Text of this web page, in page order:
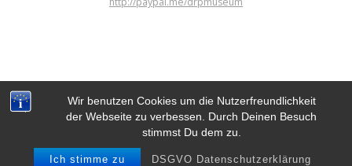
Wir benutzen Cookies um die Nutzerfreundlichkeit
der Webseite zu verbessen. Durch Deinen Besuch
stimmst Du dem zu.
Ich stimme zu DSGVO Datenschutzerklärung
DIGITAL RETRO PARK E.V.
© 2012 - 2026 Digital Retro Park e.V..
Built using WordPress and Mesmerize Theme.